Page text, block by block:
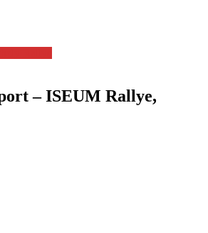
– ISEUM Rallye,